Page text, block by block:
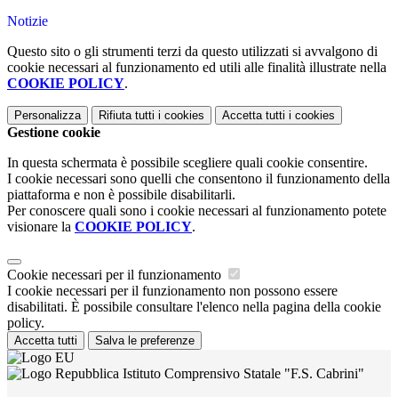
Notizie
Questo sito o gli strumenti terzi da questo utilizzati si avvalgono di
cookie necessari al funzionamento ed utili alle finalità illustrate nella
COOKIE POLICY.
Personalizza Rifiuta tutti i cookies Accetta tutti i cookies
Gestione cookie
In questa schermata è possibile scegliere quali cookie consentire.
I cookie necessari sono quelli che consentono il funzionamento della
piattaforma e non è possibile disabilitarli.
Per conoscere quali sono i cookie necessari al funzionamento potete
visionare la COOKIE POLICY.
Cookie necessari per il funzionamento
I cookie necessari per il funzionamento non possono essere
disabilitati. È possibile consultare l'elenco nella pagina della cookie
policy.
Accetta tutti Salva le preferenze
Istituto Comprensivo Statale "F.S. Cabrini"